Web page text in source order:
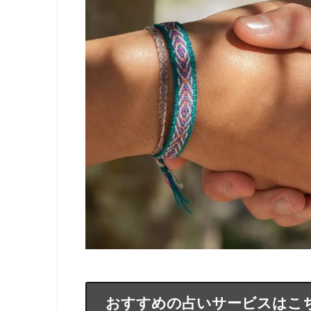
おすすめの占いサービスはこ